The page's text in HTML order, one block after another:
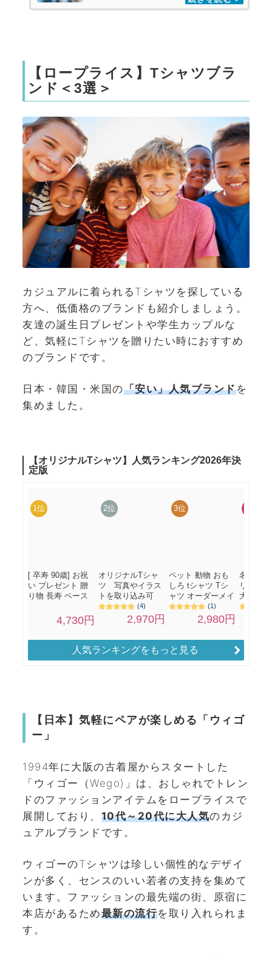
【ロープライス】Tシャツブラ
ンド＜3選＞
カジュアルに着られるTシャツを探している
方へ、低価格のブランドも紹介しましょう。
友達の誕生日プレゼントや学生カップルな
ど、気軽にTシャツを贈りたい時におすすめ
のブランドです。
日本・韓国・米国の「安い」人気ブランドを
集めました。
人気ランキングをもっと見る
【日本】気軽にペアが楽しめる「ウィゴ
ー」
1994年に大阪の古着屋からスタートした
「ウィゴー（Wego)」は、おしゃれでトレン
ドのファッションアイテムをロープライスで
展開しており、 10代～20代に大人気のカジ
ュアルブランドです。
ウィゴーのTシャツは珍しい個性的なデザイ
ンが多く、センスのいい若者の支持を集めて
います。ファッションの最先端の街、原宿に
本店があるため最新の流行を取り入れられま
す。